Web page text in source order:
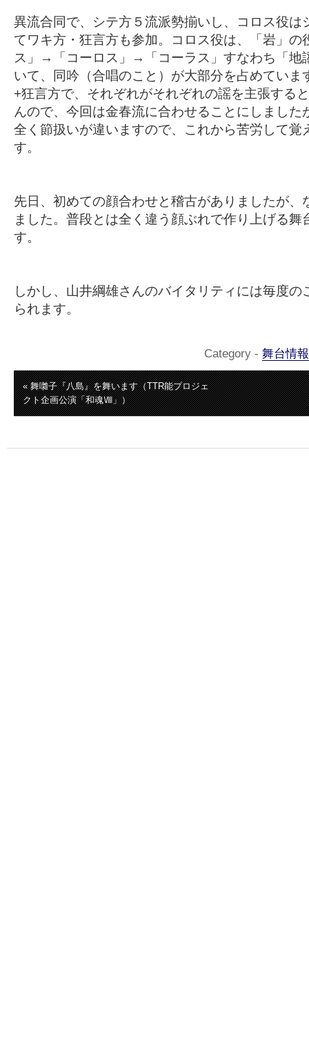
異流合同で、シテ方５流派勢揃いし、コロス役は
てワキ方・狂言方も参加。コロス役は、「岩」の
ス」→「コーロス」→「コーラス」すなわち「地
いて、同吟（合唱のこと）が大部分を占めていま
+狂言方で、それぞれがそれぞれの謡を主張する
んので、今回は金春流に合わせることにしました
全く節扱いが違いますので、これから苦労して覚
す。
先日、初めての顔合わせと稽古がありましたが、
ました。普段とは全く違う顔ぶれで作り上げる舞
す。
しかし、山井綱雄さんのバイタリティには毎度の
られます。
Category - 舞台情報
« 舞囃子『八島』を舞います（TTR能プロジェ
クト企画公演「和魂Ⅷ」）